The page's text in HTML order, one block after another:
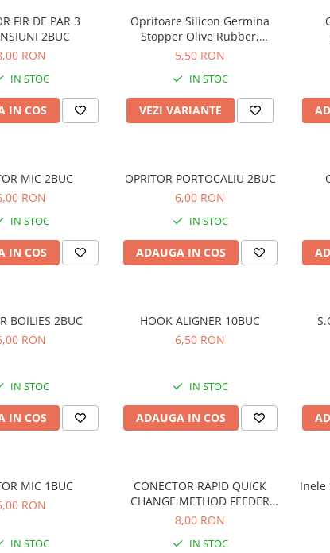
FIR DE PAR 3
2BUC
RON
IN STOC
IN COS
Opritoare Silicon Germina
Stopper Olive Rubber,
30buc/plic
5,50 RON
IN STOC
VEZI VARIANTE
MIC 2BUC
RON
IN STOC
IN COS
OPRITOR PORTOCALIU 2BUC
6,00 RON
IN STOC
ADAUGA IN COS
BOILIES 2BUC
RON
IN STOC
IN COS
HOOK ALIGNER 10BUC
6,50 RON
IN STOC
ADAUGA IN COS
MIC 1BUC
RON
IN STOC
CONECTOR RAPID QUICK
CHANGE METHOD FEEDER
10BUC
8,00 RON
IN STOC
Inele